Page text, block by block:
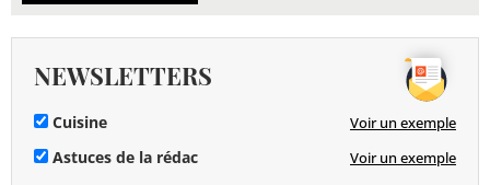
NEWSLETTERS
Cuisine Voir un exemple
Astuces de la rédac Voir un exemple